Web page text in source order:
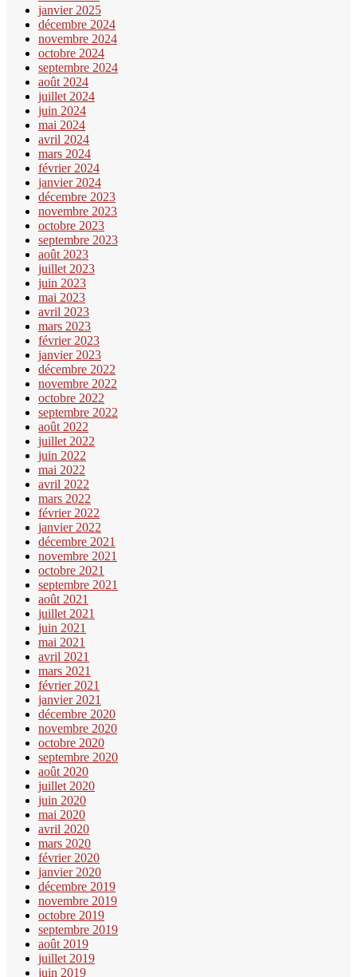
janvier 2025
décembre 2024
novembre 2024
octobre 2024
septembre 2024
août 2024
juillet 2024
juin 2024
mai 2024
avril 2024
mars 2024
février 2024
janvier 2024
décembre 2023
novembre 2023
octobre 2023
septembre 2023
août 2023
juillet 2023
juin 2023
mai 2023
avril 2023
mars 2023
février 2023
janvier 2023
décembre 2022
novembre 2022
octobre 2022
septembre 2022
août 2022
juillet 2022
juin 2022
mai 2022
avril 2022
mars 2022
février 2022
janvier 2022
décembre 2021
novembre 2021
octobre 2021
septembre 2021
août 2021
juillet 2021
juin 2021
mai 2021
avril 2021
mars 2021
février 2021
janvier 2021
décembre 2020
novembre 2020
octobre 2020
septembre 2020
août 2020
juillet 2020
juin 2020
mai 2020
avril 2020
mars 2020
février 2020
janvier 2020
décembre 2019
novembre 2019
octobre 2019
septembre 2019
août 2019
juillet 2019
juin 2019